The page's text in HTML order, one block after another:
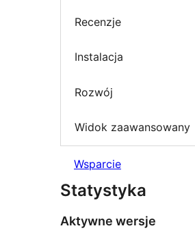
Recenzje
Instalacja
Rozwój
Widok zaawansowany
Wsparcie
Statystyka
Aktywne wersje